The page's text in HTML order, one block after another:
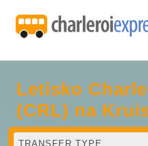
Letisko
(CRL) na
TRANSFER TYPE